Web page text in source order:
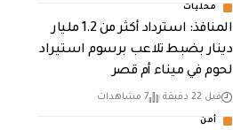
محليات
المنافذ: استرداد أكثر من 1.2 مليار
دينار بضبط تلاعب برسوم استيراد
لحوم في ميناء أم قصر
قبل 22 دقيقة 7 مشاهدات
أمن